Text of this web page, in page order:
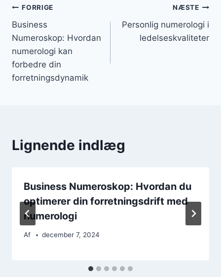
Indlægsnavigation
FORRIGE
Business
Numeroskop: Hvordan
numerologi kan
forbedre din
forretningsdynamik
NÆSTE
Personlig numerologi i
ledelseskvaliteter
Lignende indlæg
Business Numeroskop: Hvordan du
optimerer din forretningsdrift med
numerologi
Af december 7, 2024